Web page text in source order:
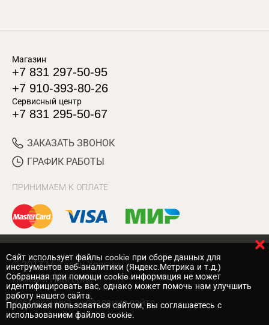
Магазин
+7 831 297-50-95
+7 910-393-80-26
Сервисный центр
+7 831 295-50-67
ЗАКАЗАТЬ ЗВОНОК
ГРАФИК РАБОТЫ
ПРИНИМАЕМ К ОПЛАТЕ
© 2017 Магазин Хозяин
Нижний Новгород
Вебмеханика — создание сайта
Cайт использует файлы cookie при сборе данных для
инструментов веб-аналитики (Яндекс.Метрика и т.д.)
Собранная при помощи cookie информация не может
идентифицировать вас, однако может помочь нам улучшить
работу нашего сайта.
Продолжая пользоваться сайтом, вы соглашаетесь с
использованием файлов cookie.